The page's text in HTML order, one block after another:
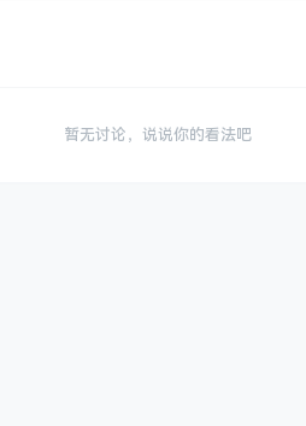
暂无讨论，说说你的看法吧